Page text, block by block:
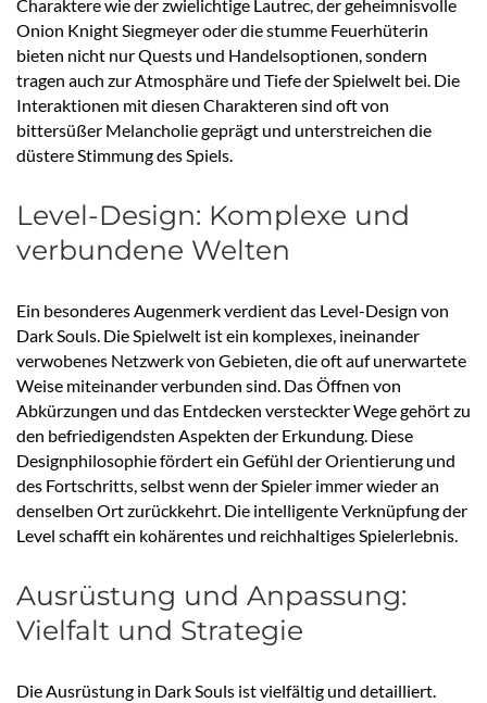
Charaktere wie der zwielichtige Lautrec, der geheimnisvolle
Onion Knight Siegmeyer oder die stumme Feuerhüterin
bieten nicht nur Quests und Handelsoptionen, sondern
tragen auch zur Atmosphäre und Tiefe der Spielwelt bei. Die
Interaktionen mit diesen Charakteren sind oft von
bittersüßer Melancholie geprägt und unterstreichen die
düstere Stimmung des Spiels.
Level-Design: Komplexe und
verbundene Welten
Ein besonderes Augenmerk verdient das Level-Design von
Dark Souls. Die Spielwelt ist ein komplexes, ineinander
verwobenes Netzwerk von Gebieten, die oft auf unerwartete
Weise miteinander verbunden sind. Das Öffnen von
Abkürzungen und das Entdecken versteckter Wege gehört zu
den befriedigendsten Aspekten der Erkundung. Diese
Designphilosophie fördert ein Gefühl der Orientierung und
des Fortschritts, selbst wenn der Spieler immer wieder an
denselben Ort zurückkehrt. Die intelligente Verknüpfung der
Level schafft ein kohärentes und reichhaltiges Spielerlebnis.
Ausrüstung und Anpassung:
Vielfalt und Strategie
Die Ausrüstung in Dark Souls ist vielfältig und detailliert.